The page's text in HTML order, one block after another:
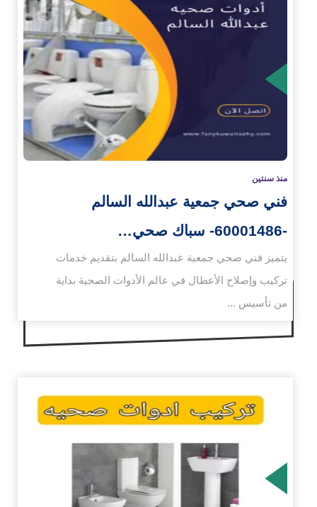
منذ سنتين
فني صحي جمعية عبدالله السالم
-60001486- سباك صحي…
يتميز فني صحي جمعية عبدالله السالم بتقديم خدمات
تركيب وإصلاح الأعطال في عالم الأدوات الصحية بداية
من تأسيس ...